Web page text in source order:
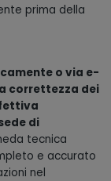
prima della
o via e-
correttezza dei
di
tecnica
e accurato
nel